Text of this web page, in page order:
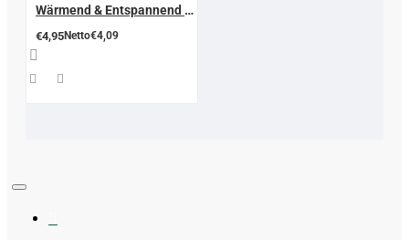
Wärmend & Entspannend –
10 ml
€4,95Netto€4,09